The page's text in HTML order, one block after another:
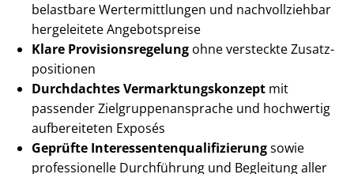
belastbare Wert­ermitt­lun­gen und nachvollziehbar
hergeleitete Angebotspreise
Klare Pro­vi­si­ons­re­ge­lung ohne versteckte Zu­satz­
po­si­tio­nen
Durchdachtes Ver­mark­tungs­kon­zept mit
passender Ziel­grup­pen­an­spra­che und hochwertig
aufbereiteten Exposés
Geprüfte In­ter­es­sen­ten­qua­li­fi­zie­rungsowie
professionelle Durchführung und Begleitung aller